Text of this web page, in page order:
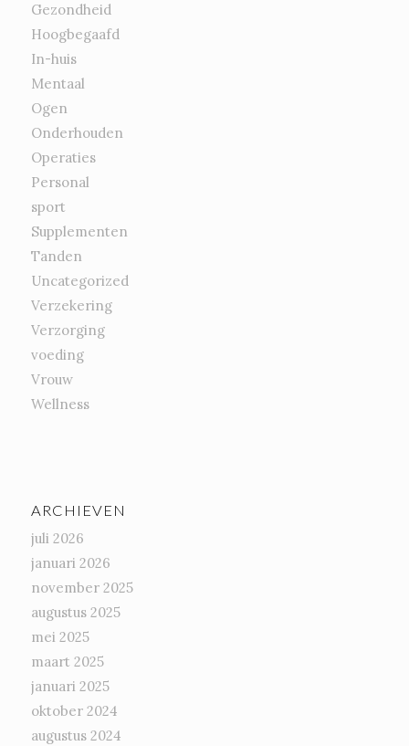
Gezondheid
Hoogbegaafd
In-huis
Mentaal
Ogen
Onderhouden
Operaties
Personal
sport
Supplementen
Tanden
Uncategorized
Verzekering
Verzorging
voeding
Vrouw
Wellness
ARCHIEVEN
juli 2026
januari 2026
november 2025
augustus 2025
mei 2025
maart 2025
januari 2025
oktober 2024
augustus 2024